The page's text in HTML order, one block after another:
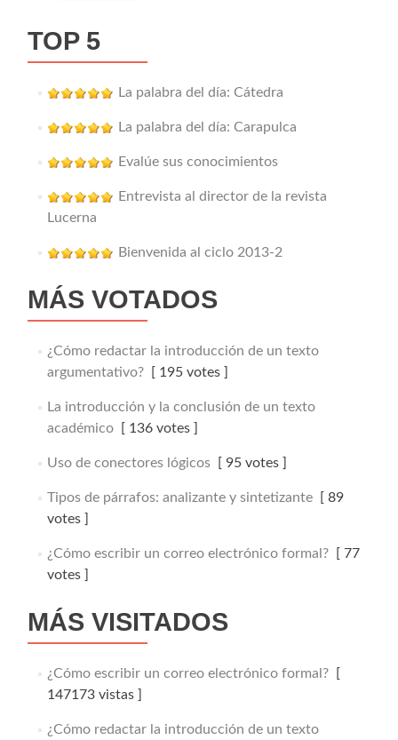
TOP 5
La palabra del día: Cátedra
La palabra del día: Carapulca
Evalúe sus conocimientos
Entrevista al director de la revista
Lucerna
Bienvenida al ciclo 2013-2
MÁS VOTADOS
¿Cómo redactar la introducción de un texto
argumentativo?[ 195 votes ]
La introducción y la conclusión de un texto
académico[ 136 votes ]
Uso de conectores lógicos[ 95 votes ]
Tipos de párrafos: analizante y sintetizante[ 89
votes ]
¿Cómo escribir un correo electrónico formal?[ 77
votes ]
MÁS VISITADOS
¿Cómo escribir un correo electrónico formal?[
147173 vistas ]
¿Cómo redactar la introducción de un texto